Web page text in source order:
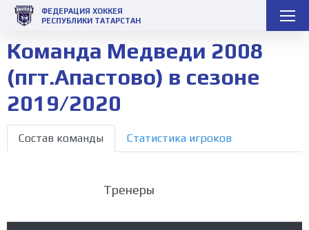
ФЕДЕРАЦИЯ ХОККЕЯ
РЕСПУБЛИКИ ТАТАРСТАН
Команда Медведи 2008
(пгт.Апастово) в сезоне
2019/2020
Состав команды Статистика игроков
Тренеры